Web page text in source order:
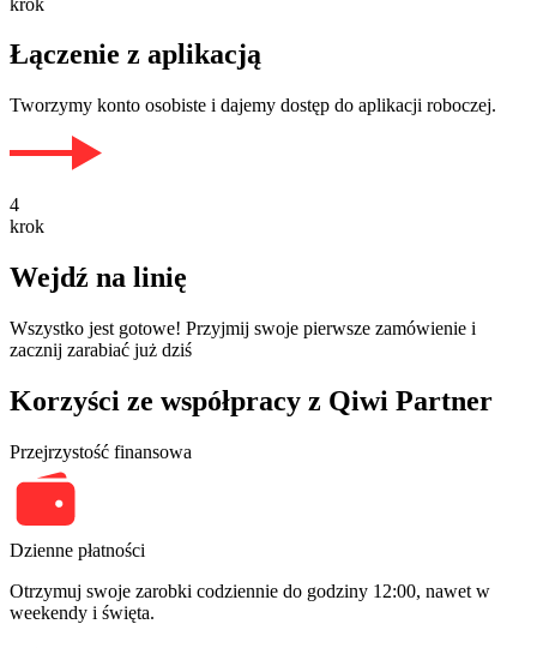
Łączenie z aplikacją
Tworzymy konto osobiste i dajemy dostęp do aplikacji roboczej.
4
krok
Wejdź na linię
Wszystko jest gotowe! Przyjmij swoje pierwsze zamówienie i
zacznij zarabiać już dziś
Korzyści ze współpracy z Qiwi Partner
Przejrzystość finansowa
Dzienne płatności
Otrzymuj swoje zarobki codziennie do godziny 12:00, nawet w
weekendy i święta.